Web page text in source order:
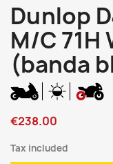
Dunlop
M/C 71H
(banda
€238.00
Tax included